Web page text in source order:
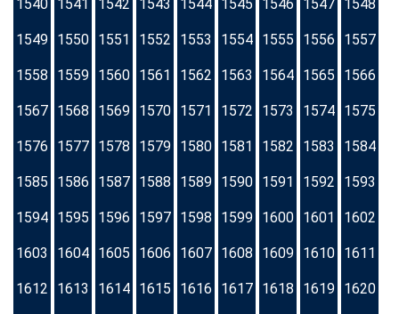
1540 1541 1542 1543 1544 1545 1546 1547 1548
1549 1550 1551 1552 1553 1554 1555 1556 1557
1558 1559 1560 1561 1562 1563 1564 1565 1566
1567 1568 1569 1570 1571 1572 1573 1574 1575
1576 1577 1578 1579 1580 1581 1582 1583 1584
1585 1586 1587 1588 1589 1590 1591 1592 1593
1594 1595 1596 1597 1598 1599 1600 1601 1602
1603 1604 1605 1606 1607 1608 1609 1610 1611
1612 1613 1614 1615 1616 1617 1618 1619 1620